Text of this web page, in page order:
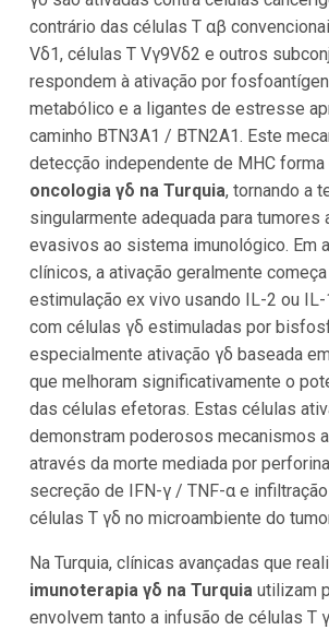
contrário das células T αβ
Vδ1, células T Vγ9Vδ2 e outros
respondem à ativação por
metabólico e a ligantes de estresse
caminho BTN3A1 / BTN2A1. Este
detecção independente de MHC forma
oncologia γδ na Turquia, tornando a
singularmente adequada para tumores
evasivos ao sistema imunológico. Em
clínicos, a ativação geralmente
estimulação ex vivo usando IL-2 ou IL-
com células γδ estimuladas por
especialmente ativação γδ baseada
que melhoram significativamente o
das células efetoras. Estas células
demonstram poderosos mecanismos
através da morte mediada por
secreção de IFN-γ / TNF-α e
células T γδ no microambiente do
Na Turquia, clínicas avançadas que
imunoterapia γδ na Turquiautilizam
envolvem tanto a infusão de células T